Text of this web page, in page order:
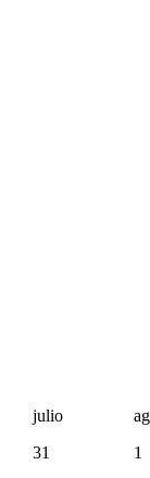
julio
31
1